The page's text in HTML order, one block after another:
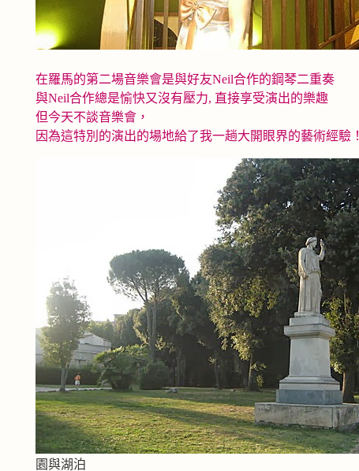
在羅馬的第二場音樂會是與好友Neil合作的鋼琴二重奏
與Neil合作總是愉快又沒有壓力, 直接享受演出的樂趣
但今天不談音樂會，
因為這特別的演出的場地給了我一趟大開眼界的藝術經驗！
園與湖泊